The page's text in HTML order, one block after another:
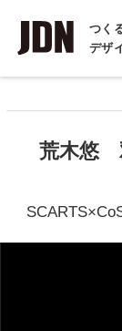
つく
デザ
インタビュ
荒木悠